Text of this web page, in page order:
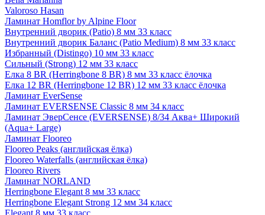
Valoroso Hasan
Ламинат Homflor by Alpine Floor
Внутренний дворик (Patio) 8 мм 33 класс
Внутренний дворик Баланс (Patio Medium) 8 мм 33 класс
Избранный (Distingo) 10 мм 33 класс
Сильный (Strong) 12 мм 33 класс
Елка 8 BR (Herringbone 8 BR) 8 мм 33 класс ёлочка
Елка 12 BR (Herringbone 12 BR) 12 мм 33 класс ёлочка
Ламинат EverSense
Ламинат EVERSENSE Classic 8 мм 34 класс
Ламинат ЭверСенсе (EVERSENSE) 8/34 Аква+ Широкий
(Aqua+ Large)
Ламинат Flooreo
Flooreo Peaks (английская ёлка)
Flooreo Waterfalls (английская ёлка)
Flooreo Rivers
Ламинат NORLAND
Herringbone Elegant 8 мм 33 класс
Herringbone Elegant Strong 12 мм 34 класс
Elegant 8 мм 33 класс